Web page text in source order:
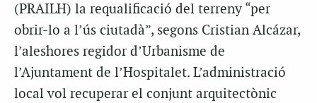
(PRAILH) la requalificació del terreny “per
obrir-lo a l’ús ciutadà”, segons Cristian Alcázar,
l’aleshores regidor d’Urbanisme de
l’Ajuntament de l’Hospitalet. L’administració
local vol recuperar el conjunt arquitectònic